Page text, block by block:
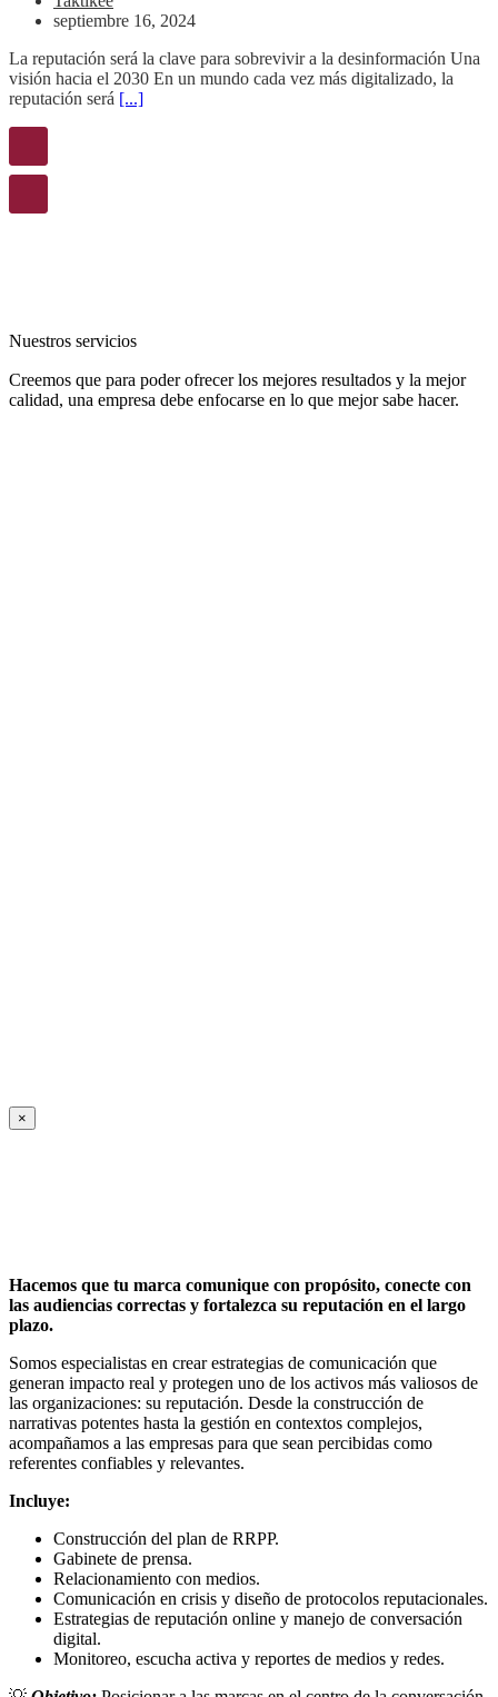
septiembre 16, 2024
La reputación será la clave para sobrevivir a la desinformación Una
visión hacia el 2030 En un mundo cada vez más digitalizado, la
reputación será [...]
Nuestros servicios
Creemos que para poder ofrecer los mejores resultados y la mejor
calidad, una empresa debe enfocarse en lo que mejor sabe hacer.
×
Hacemos que tu marca comunique con propósito, conecte con
las audiencias correctas y fortalezca su reputación en el largo
plazo.
Somos especialistas en crear estrategias de comunicación que
generan impacto real y protegen uno de los activos más valiosos de
las organizaciones: su reputación. Desde la construcción de
narrativas potentes hasta la gestión en contextos complejos,
acompañamos a las empresas para que sean percibidas como
referentes confiables y relevantes.
Incluye:
Construcción del plan de RRPP.
Gabinete de prensa.
Relacionamiento con medios.
Comunicación en crisis y diseño de protocolos reputacionales.
Estrategias de reputación online y manejo de conversación
digital.
Monitoreo, escucha activa y reportes de medios y redes.